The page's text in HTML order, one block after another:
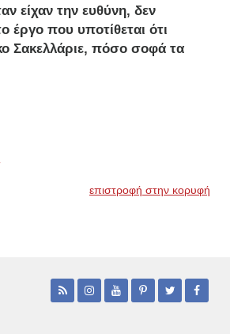
είχαν την ευθύνη, δεν
έργο που υποτίθεται ότι
Σακελλάριε, πόσο σοφά τα
επιστροφή στην κορυφή